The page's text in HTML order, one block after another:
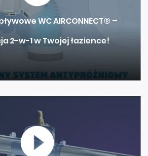
WC AIRCONNECT® –
2-w-1 w Twojej łazience!